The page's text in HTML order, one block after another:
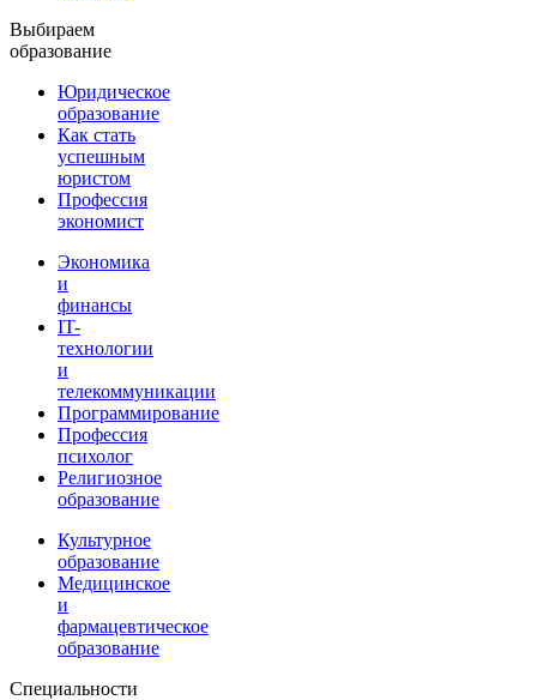
Выбираем
образование
Юридическое
образование
Как стать
успешным
юристом
Профессия
экономист
Экономика
и
финансы
IT-
технологии
и
телекоммуникации
Программирование
Профессия
психолог
Религиозное
образование
Культурное
образование
Медицинское
и
фармацевтическое
образование
Специальности